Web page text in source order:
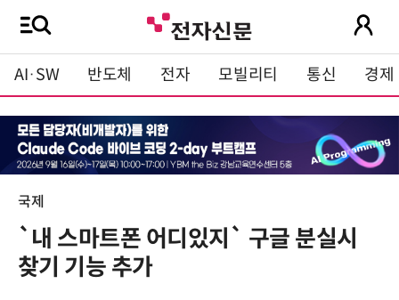
AI·SW 반도체 전자 모빌리티 통신 경제
국제
`내 스마트폰 어디있지` 구글 분실시
찾기 기능 추가